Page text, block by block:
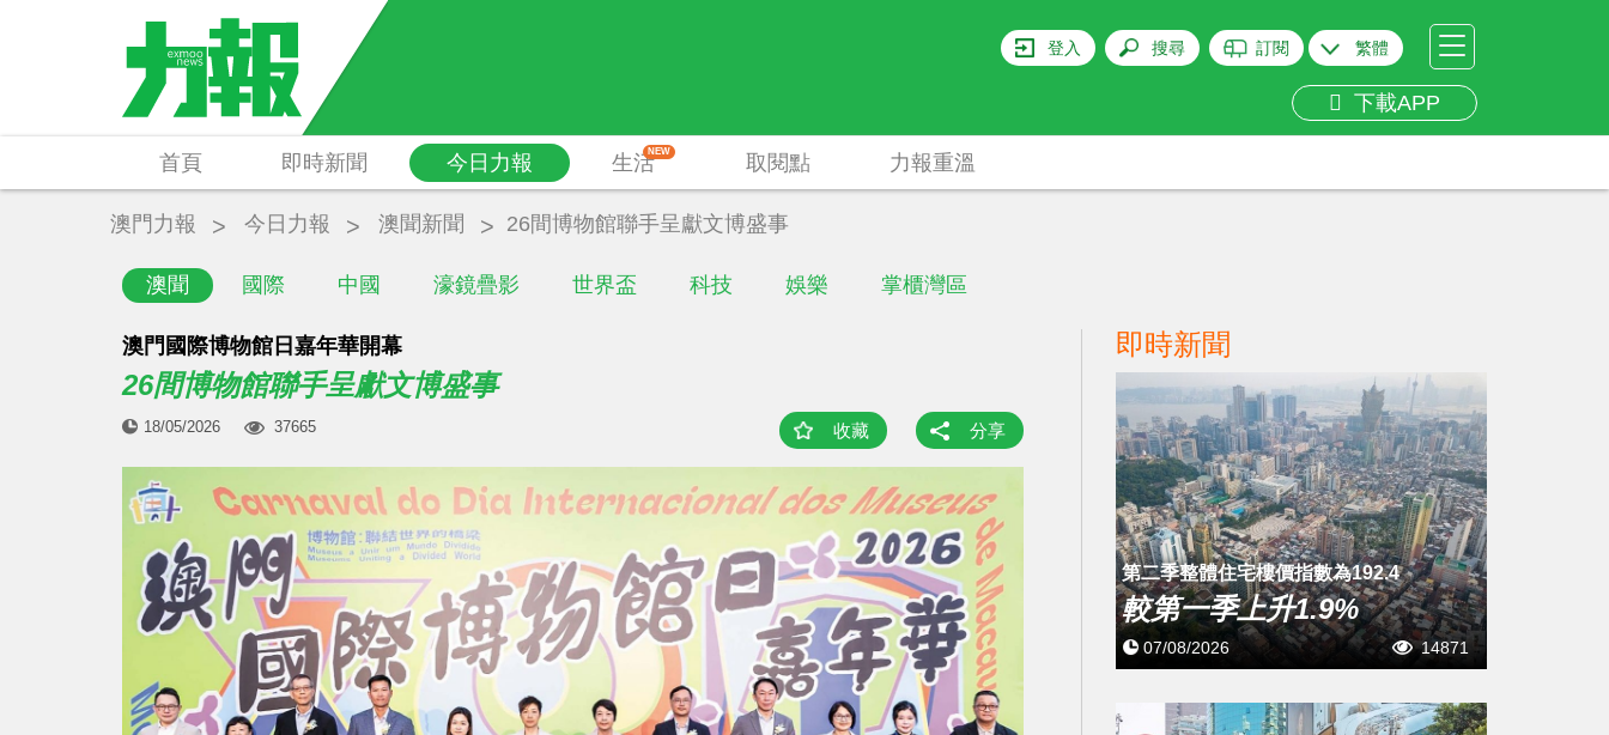
登入 搜尋 訂閱 繁體
下載APP
首頁 即時新聞 今日力報
澳聞 國際 中國 濠鏡疊影 世界盃 科技 娛樂 掌櫃灣區
生活NEW 取閱點 力報重溫
澳門力報 今日力報 澳聞新聞 26間博物館聯手呈獻文博盛事
澳門國際博物館日嘉年華開幕
26間博物館聯手呈獻文博盛事
18/05/2026 37665 收藏 分享
即時新聞
第二季整體住宅樓價指數為192.4
較第一季上升1.9%
07/08/2026 14871